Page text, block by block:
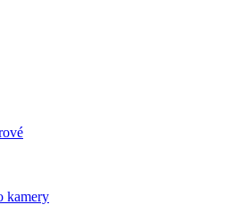
kamery